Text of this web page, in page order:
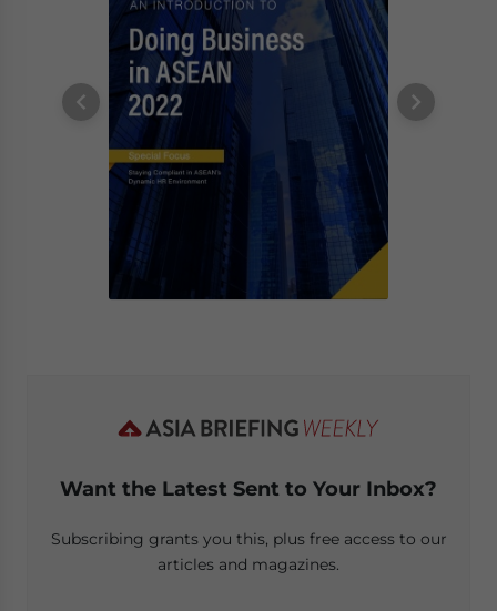
Want the Latest Sent to Your Inbox?
Subscribing grants you this, plus free access to our
articles and magazines.